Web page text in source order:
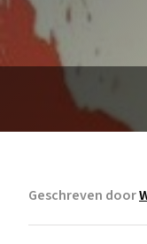
Geschreven door